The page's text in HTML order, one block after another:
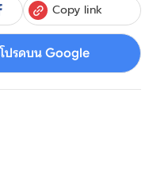
Copy link
ปรดบน Google